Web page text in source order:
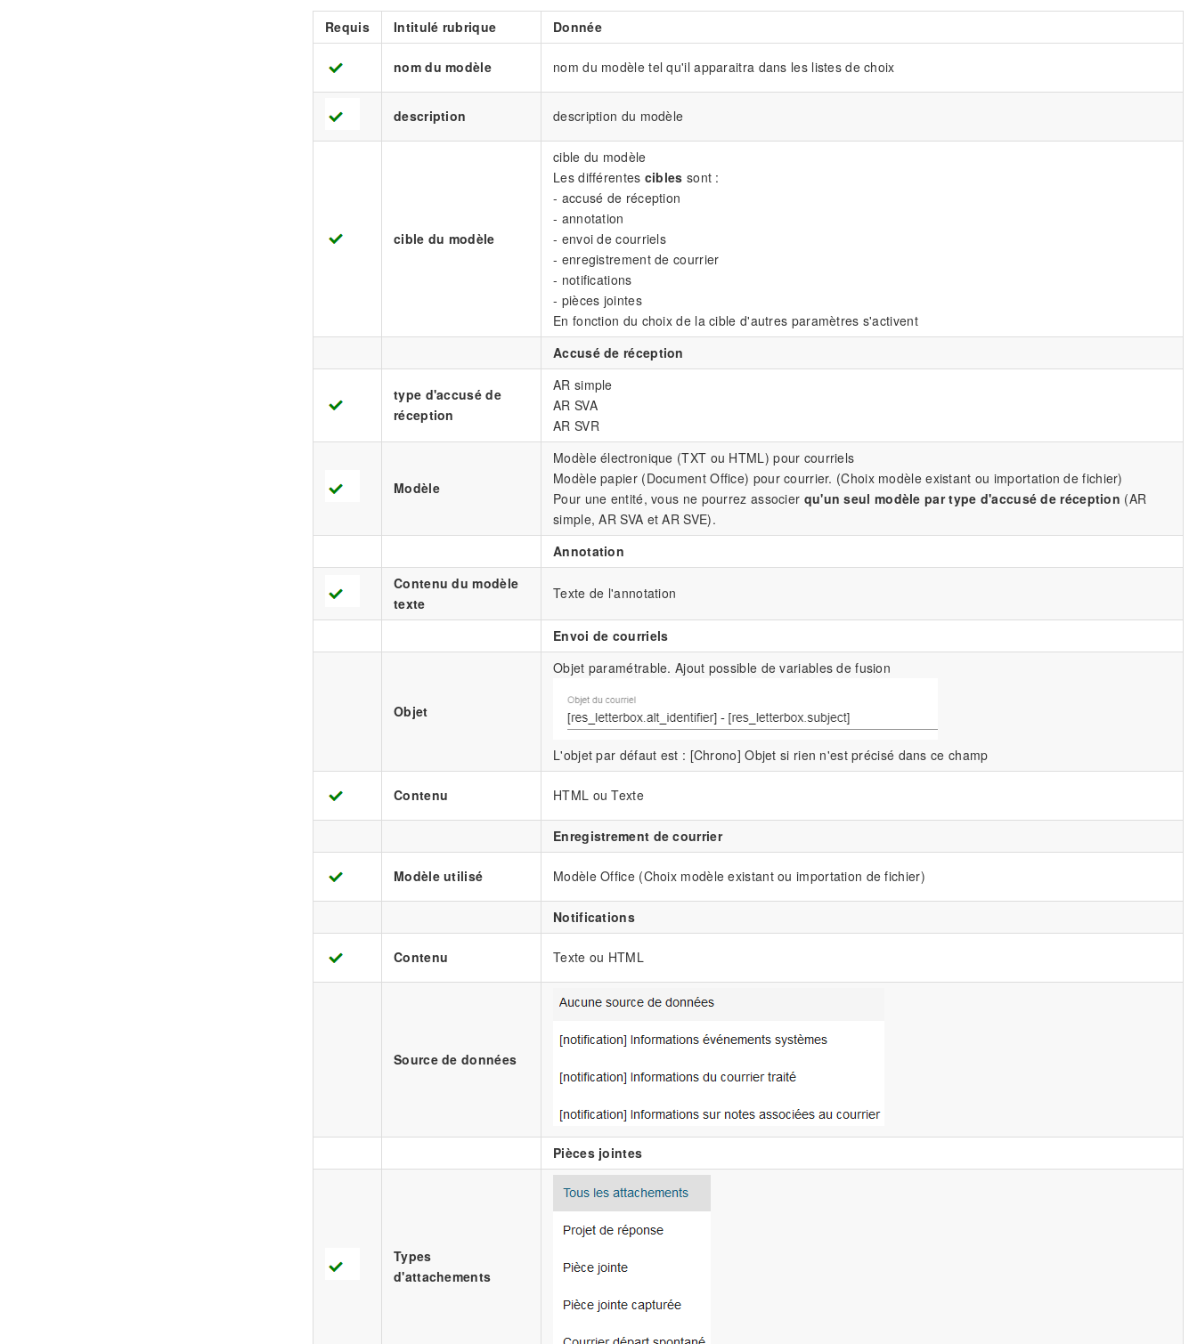
Requis Intitulé rubrique Donnée
nom du modèle nom du modèle tel qu'il apparaitra dans les listes de choix
description description du modèle
cible du modèle
cible du modèle
Les différentes cibles sont :
- accusé de réception
- annotation
- envoi de courriels
- enregistrement de courrier
- notifications
- pièces jointes
En fonction du choix de la cible d'autres paramètres s'activent
Accusé de réception
type d'accusé de
réception
AR simple
AR SVA
AR SVR
Modèle
Modèle électronique (TXT ou HTML) pour courriels
Modèle papier (Document Office) pour courrier. (Choix modèle existant ou importation de fichier)
Pour une entité, vous ne pourrez associer qu'un seul modèle par type d'accusé de réception (AR
simple, AR SVA et AR SVE).
Annotation
Contenu du modèle
texte
Texte de l'annotation
Envoi de courriels
Objet
Objet paramétrable. Ajout possible de variables de fusion
L'objet par défaut est : [Chrono] Objet si rien n'est précisé dans ce champ
Contenu HTML ou Texte
Enregistrement de courrier
Modèle utilisé Modèle Office (Choix modèle existant ou importation de fichier)
Notifications
Contenu Texte ou HTML
Source de données
Pièces jointes
Types
d'attachements